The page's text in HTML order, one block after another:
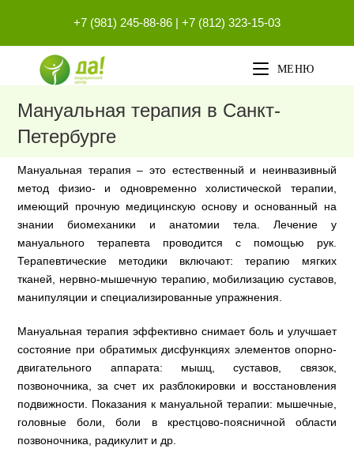
содержимому
+7 (981) 245-88-86 | +7 (812) 323-15-03
МЕНЮ
Мануальная терапия в Санкт-
Петербурге
Мануальная терапия – это естественный и неинвазивный
метод физио- и одновременно холистической терапии,
имеющий прочную медицинскую основу и основанный на
знании биомеханики и анатомии тела. Лечение у
мануального терапевта проводится с помощью рук.
Терапевтические методики включают: терапию мягких
тканей, нервно-мышечную терапию, мобилизацию суставов,
манипуляции и специализированные упражнения.
Мануальная терапия эффективно снимает боль и улучшает
состояние при обратимых дисфункциях элементов опорно-
двигательного аппарата: мышц, суставов, связок,
позвоночника, за счет их разблокировки и восстановления
подвижности. Показания к мануальной терапии: мышечные,
головные боли, боли в крестцово-поясничной области
позвоночника, радикулит и др.